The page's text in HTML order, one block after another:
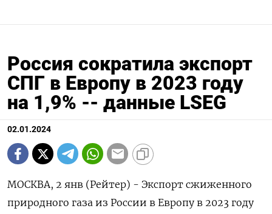
Россия сократила экспорт
СПГ в Европу в 2023 году
на 1,9% -- данные LSEG
02.01.2024
МОСКВА, 2 янв (Рейтер) - Экспорт сжиженного
природного газа из России в Европу в 2023 году